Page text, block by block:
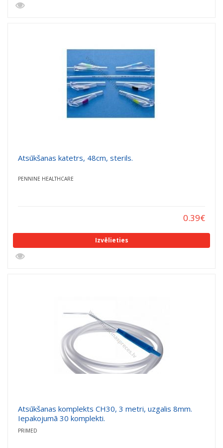
Atsūkšanas katetrs, 48cm, sterils.
PENNINE HEALTHCARE
0.39€
Izvēlieties
Atsūkšanas komplekts CH30, 3 metri, uzgalis 8mm.
Iepakojumā 30 komplekti.
PRIMED